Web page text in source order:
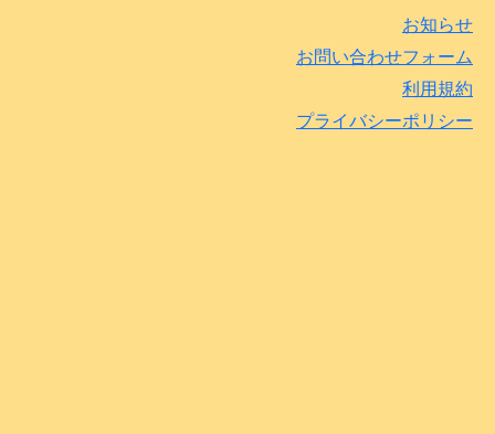
お知らせ
お問い合わせフォーム
利用規約
プライバシーポリシー